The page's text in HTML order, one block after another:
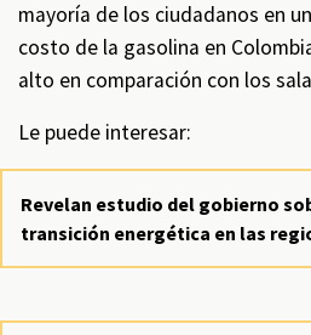
mayoría de los ciudadanos en
costo de la gasolina en
alto en comparación con los
Le puede interesar:
Revelan estudio del gobierno
transición energética en las